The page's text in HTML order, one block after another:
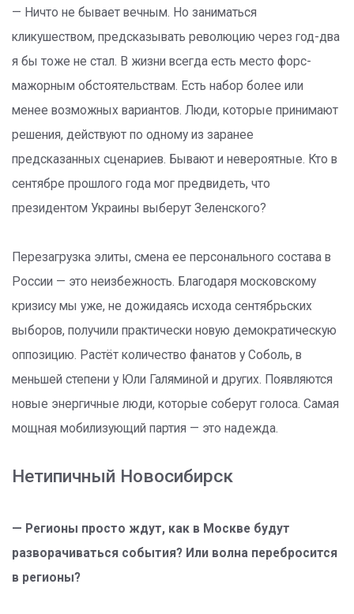
— Ничто не бывает вечным. Но заниматься
кликушеством, предсказывать революцию через год-два
я бы тоже не стал. В жизни всегда есть место форс-
мажорным обстоятельствам. Есть набор более или
менее возможных вариантов. Люди, которые принимают
решения, действуют по одному из заранее
предсказанных сценариев. Бывают и невероятные. Кто в
сентябре прошлого года мог предвидеть, что
президентом Украины выберут Зеленского?
Перезагрузка элиты, смена ее персонального состава в
России — это неизбежность. Благодаря московскому
кризису мы уже, не дожидаясь исхода сентябрьских
выборов, получили практически новую демократическую
оппозицию. Растёт количество фанатов у Соболь, в
меньшей степени у Юли Галяминой и других. Появляются
новые энергичные люди, которые соберут голоса. Самая
мощная мобилизующий партия — это надежда.
Нетипичный Новосибирск
— Регионы просто ждут, как в Москве будут
разворачиваться события? Или волна перебросится
в регионы?